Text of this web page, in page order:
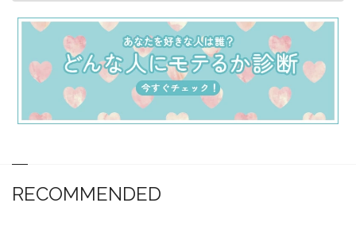
RECOMMENDED